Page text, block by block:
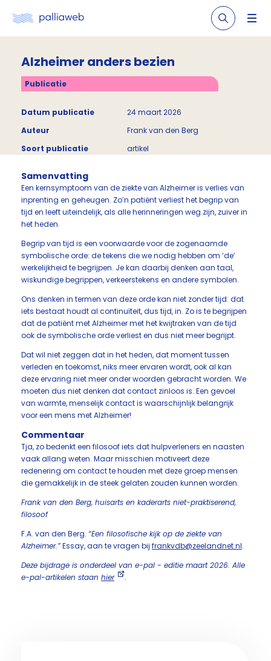
Alzheimer anders bezien
Publicatie
Datum publicatie
24 maart 2026
Auteur
Frank van den Berg
Soort publicatie
artikel
Samenvatting
Een kernsymptoom van de ziekte van Alzheimer is verlies van
inprenting en geheugen. Zo’n patiënt verliest het begrip van
tijd en leeft uiteindelijk, als alle herinneringen weg zijn, zuiver in
het heden.
Begrip van tijd is een voorwaarde voor de zogenaamde
symbolische orde: de tekens die we nodig hebben om ‘de’
werkelijkheid te begrijpen. Je kan daarbij denken aan taal,
wiskundige begrippen, verkeerstekens en andere symbolen.
Ons denken in termen van deze orde kan niet zonder tijd: dat
iets bestaat houdt al continuïteit, dus tijd, in. Zo is te begrijpen
dat de patiënt met Alzheimer met het kwijtraken van de tijd
ook de symbolische orde verliest en dus niet meer begrijpt.
Dat wil niet zeggen dat in het heden, dat moment tussen
verleden en toekomst, niks meer ervaren wordt, ook al kan
deze ervaring niet meer onder woorden gebracht worden. We
moeten dus niet denken dat contact zinloos is. Een gevoel
van warmte, menselijk contact is waarschijnlijk belangrijk
voor een mens met Alzheimer!
Commentaar
Tja, zo bedenkt een filosoof iets dat hulpverleners en naasten
vaak allang weten. Maar misschien motiveert deze
redenering om contact te houden met deze groep mensen
die gemakkelijk in de steek gelaten zouden kunnen worden.
Frank van den Berg, huisarts en kaderarts niet-praktiserend,
filosoof
F.A. van den Berg. “Een filosofische kijk op de ziekte van
Alzheimer.”Essay, aan te vragen bij frankvdb@zeelandnet.nl.
Deze bijdrage is onderdeel van e-pal - editie maart 2026. Alle
e-pal-artikelen staan hier .